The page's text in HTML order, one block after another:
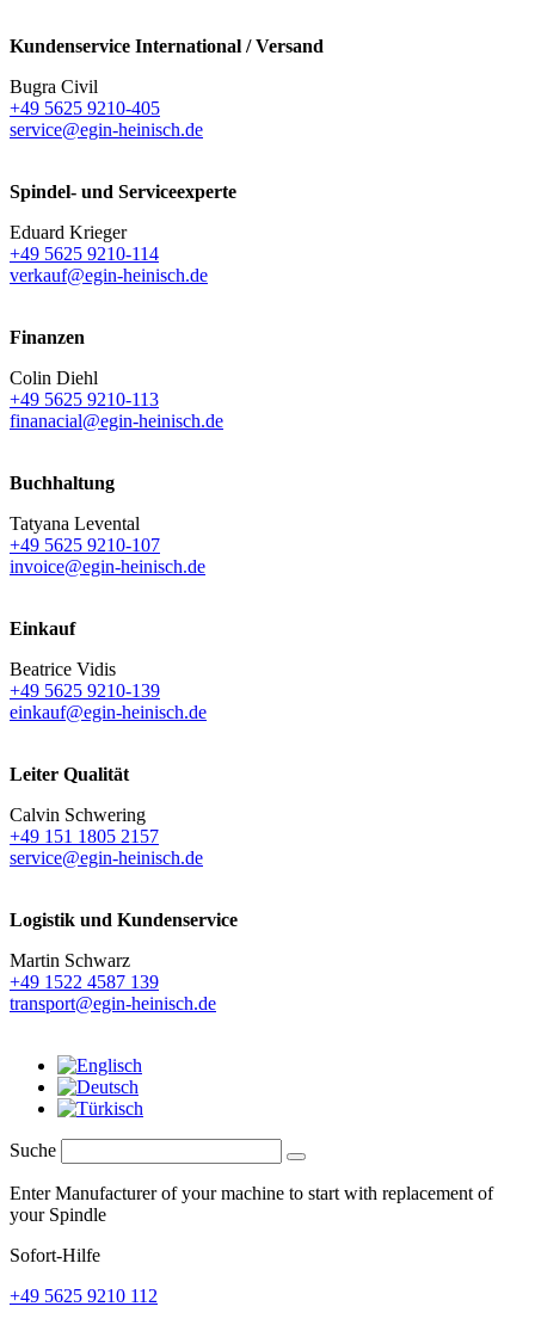
Kundenservice International / Versand
Bugra Civil
+49 5625 9210-405
service@egin-heinisch.de
Spindel- und Serviceexperte
Eduard Krieger
+49 5625 9210-114
verkauf@egin-heinisch.de
Finanzen
Colin Diehl
+49 5625 9210-113
finanacial@egin-heinisch.de
Buchhaltung
Tatyana Levental
+49 5625 9210-107
invoice@egin-heinisch.de
Einkauf
Beatrice Vidis
+49 5625 9210-139
einkauf@egin-heinisch.de
Leiter Qualität
Calvin Schwering
+49 151 1805 2157
service@egin-heinisch.de
Logistik und Kundenservice
Martin Schwarz
+49 1522 4587 139
transport@egin-heinisch.de
Suche
Enter Manufacturer of your machine to start with replacement of
your Spindle
Sofort-Hilfe
+49 5625 9210 112